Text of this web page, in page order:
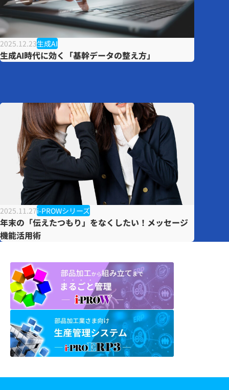
2025.12.23生成AI
生成AI時代に効く「基幹データの整え方」
2025.11.27i-PROWシリーズ
年末の「伝えたつもり」をなくしたい！メッセージ
機能活用術